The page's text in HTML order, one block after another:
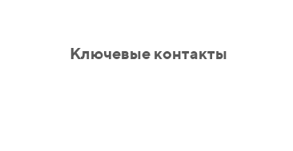
Ключевые контакты